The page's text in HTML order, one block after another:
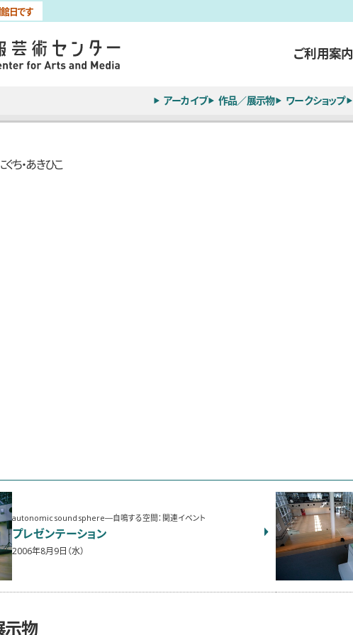
日です
ご利用案内
アーカイブ 作品／展示物 ワークショップ
ぐち・あきひこ
autonomic sound sphere―自鳴する空間：関連イベント
プレゼンテーション
2006年8月9日（水）
示物